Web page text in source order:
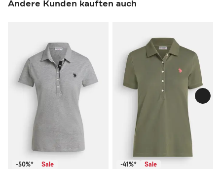
Andere Kunden kauften auch
-50%* Sale -41%* Sale